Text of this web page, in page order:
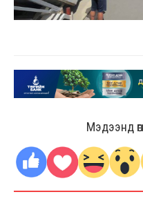
Мэдээнд